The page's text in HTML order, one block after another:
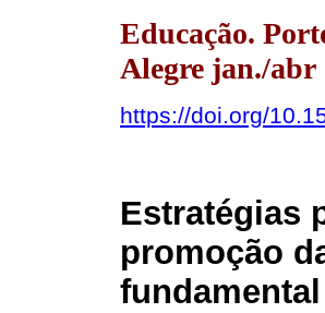
Educação.
Alegre jan./
https://doi.org/
Estratégias
promoção
fundamental